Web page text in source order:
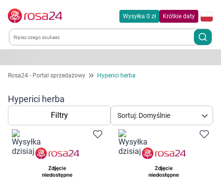
Wysyłka 0 zł Krótkie daty
Kategorie
Chemia gospodarcza
Dla zwierząt
Dom i ogród
Rosa24 - Portal sprzedażowy Hyperici herba
Hyperici herba
Filtry Sortuj: Domyślnie